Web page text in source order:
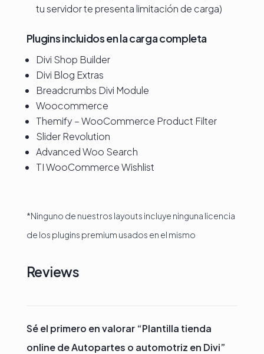
tu servidor te presenta limitación de carga)
Plugins incluidos en la carga completa
Divi Shop Builder
Divi Blog Extras
Breadcrumbs Divi Module
Woocommerce
Themify – WooCommerce Product Filter
Slider Revolution
Advanced Woo Search
TI WooCommerce Wishlist
*Ninguno de nuestros layouts incluye ninguna licencia
de los plugins premium usados en el mismo
Reviews
Sé el primero en valorar “Plantilla tienda
online de Autopartes o automotriz en Divi”